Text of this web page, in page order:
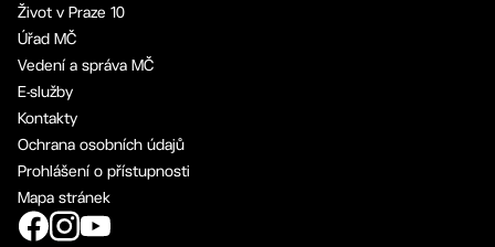
Život v Praze 10
Úřad MČ
Vedení a správa MČ
E-služby
Kontakty
Ochrana osobních údajů
Prohlášení o přístupnosti
Mapa stránek